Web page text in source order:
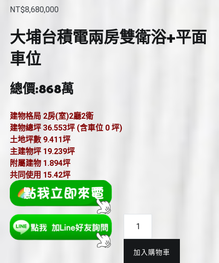
NT$8,680,000
大埔台積電兩房雙衛浴+平面
車位
總價:868萬
建物格局 2房(室)2廳2衛
建物總坪 36.553坪 (含車位 0 坪)
土地坪數 9.411坪
主建物坪 19.239坪
附屬建物 1.894坪
共同使用 15.42坪
加入購物車